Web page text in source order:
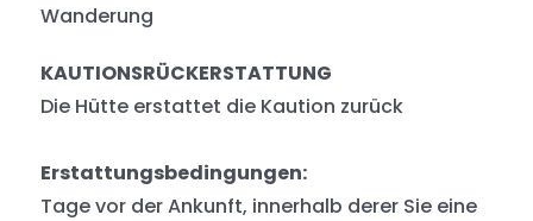
Wanderung
KAUTIONSRÜCKERSTATTUNG
Die Hütte erstattet die Kaution zurück
Erstattungsbedingungen:
Tage vor der Ankunft, innerhalb derer Sie eine